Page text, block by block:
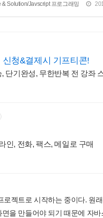
& Solution/Javscript 프로그래밍
청&결제시 기프티콘!
단기완성, 무한반복 전 강좌
인, 전화, 팩스, 메일로 구매
젝트로 시작하는 중이다. 원
을 만들어야 되기 때문에 자